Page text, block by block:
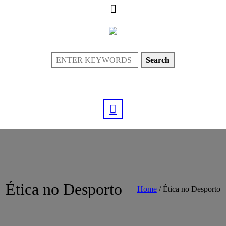
Search
Ética no Desporto Home /Ética no Desporto